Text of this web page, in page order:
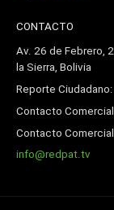
CONTACTO
Av. 26 de Febrero,
la Sierra, Bolivia
Reporte
Contacto
Contacto
info@redpat.tv